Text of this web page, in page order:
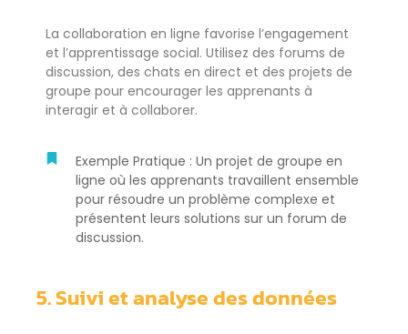
La collaboration en ligne favorise l’engagement
et l’apprentissage social. Utilisez des forums de
discussion, des chats en direct et des projets de
groupe pour encourager les apprenants à
interagir et à collaborer.
Exemple Pratique : Un projet de groupe en
ligne où les apprenants travaillent ensemble
pour résoudre un problème complexe et
présentent leurs solutions sur un forum de
discussion.
5. Suivi et analyse des données